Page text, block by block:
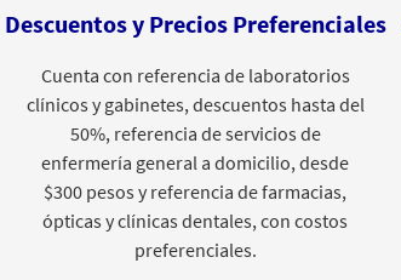
Descuentos y Precios Preferenciales
Cuenta con referencia de laboratorios
clínicos y gabinetes, descuentos hasta del
50%, referencia de servicios de
enfermería general a domicilio, desde
$300 pesos y referencia de farmacias,
ópticas y clínicas dentales, con costos
preferenciales.